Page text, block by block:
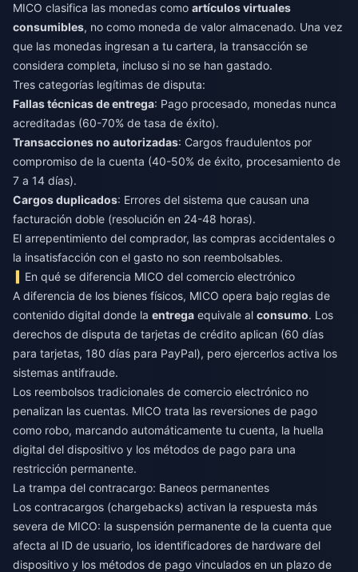
MICO clasifica las monedas como artículos virtuales
consumibles, no como moneda de valor almacenado. Una vez
que las monedas ingresan a tu cartera, la transacción se
considera completa, incluso si no se han gastado.
Tres categorías legítimas de disputa:
Fallas técnicas de entrega: Pago procesado, monedas nunca
acreditadas (60-70% de tasa de éxito).
Transacciones no autorizadas: Cargos fraudulentos por
compromiso de la cuenta (40-50% de éxito, procesamiento de
7 a 14 días).
Cargos duplicados: Errores del sistema que causan una
facturación doble (resolución en 24-48 horas).
El arrepentimiento del comprador, las compras accidentales o
la insatisfacción con el gasto no son reembolsables.
En qué se diferencia MICO del comercio electrónico
A diferencia de los bienes físicos, MICO opera bajo reglas de
contenido digital donde la entrega equivale al consumo. Los
derechos de disputa de tarjetas de crédito aplican (60 días
para tarjetas, 180 días para PayPal), pero ejercerlos activa los
sistemas antifraude.
Los reembolsos tradicionales de comercio electrónico no
penalizan las cuentas. MICO trata las reversiones de pago
como robo, marcando automáticamente tu cuenta, la huella
digital del dispositivo y los métodos de pago para una
restricción permanente.
La trampa del contracargo: Baneos permanentes
Los contracargos (chargebacks) activan la respuesta más
severa de MICO: la suspensión permanente de la cuenta que
afecta al ID de usuario, los identificadores de hardware del
dispositivo y los métodos de pago vinculados en un plazo de